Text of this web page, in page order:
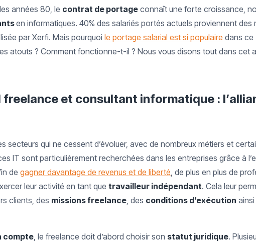
années 80, le contrat de portage connaît une forte croissance,
en informatiques. 40% des salariés portés actuels proviennent des
par Xerfi. Mais pourquoi le portage salarial est si populaire dans ce
atouts ? Comment fonctionne-t-il ? Nous vous disons tout dans cet
et consultant informatique :
secteurs qui ne cessent d’évoluer, avec de nombreux métiers et
IT sont particulièrement recherchées dans les entreprises grâce à
de gagner davantage de revenus et de liberté, de plus en plus de
leur activité en tant que travailleur indépendant. Cela leur
clients, des missions freelance, des conditions d’exécution
compte, le freelance doit d’abord choisir son statut juridique.